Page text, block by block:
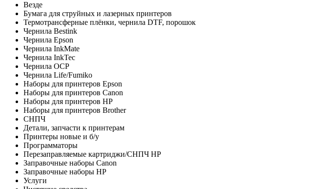
Везде
Бумага для струйных и лазерных принтеров
Термотрансферные плёнки, чернила DTF, порошок
Чернила Bestink
Чернила Epson
Чернила InkMate
Чернила InkTec
Чернила OCP
Чернила Life/Fumiko
Наборы для принтеров Epson
Наборы для принтеров Canon
Наборы для принтеров HP
Наборы для принтеров Brother
СНПЧ
Детали, запчасти к принтерам
Принтеры новые и б/у
Программаторы
Перезаправляемые картриджи/СНПЧ HP
Заправочные наборы Canon
Заправочные наборы HP
Услуги